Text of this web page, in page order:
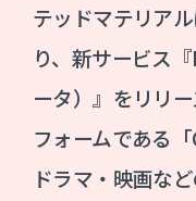
テッドマテリア
り、新サービス
ータ）』をリリ
フォームである「
ドラマ・映画な